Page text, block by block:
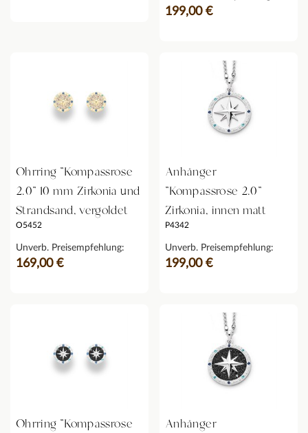
199,00 €
Ohrring "Kompassrose
2.0" 10 mm Zirkonia und
Strandsand, vergoldet
O5452
Unverb. Preisempfehlung:
169,00 €
Anhänger
"Kompassrose 2.0"
Zirkonia, innen matt
P4342
Unverb. Preisempfehlung:
199,00 €
Ohrring "Kompassrose
Anhänger